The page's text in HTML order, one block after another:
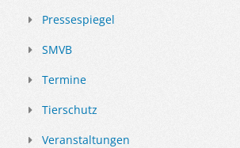
Pressespiegel
SMVB
Termine
Tierschutz
Veranstaltungen